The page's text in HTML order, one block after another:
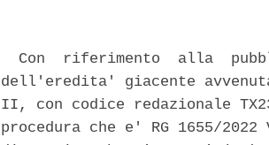
Con  riferimento  alla
dell'eredita' giacente
II, con codice redazionale
procedura che e' RG 1655/